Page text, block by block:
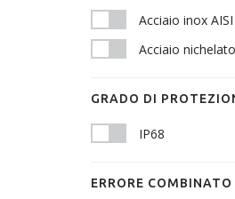
Acciaio inox
Acciaio
GRADO DI
IP68
ERRORE COMBINATO